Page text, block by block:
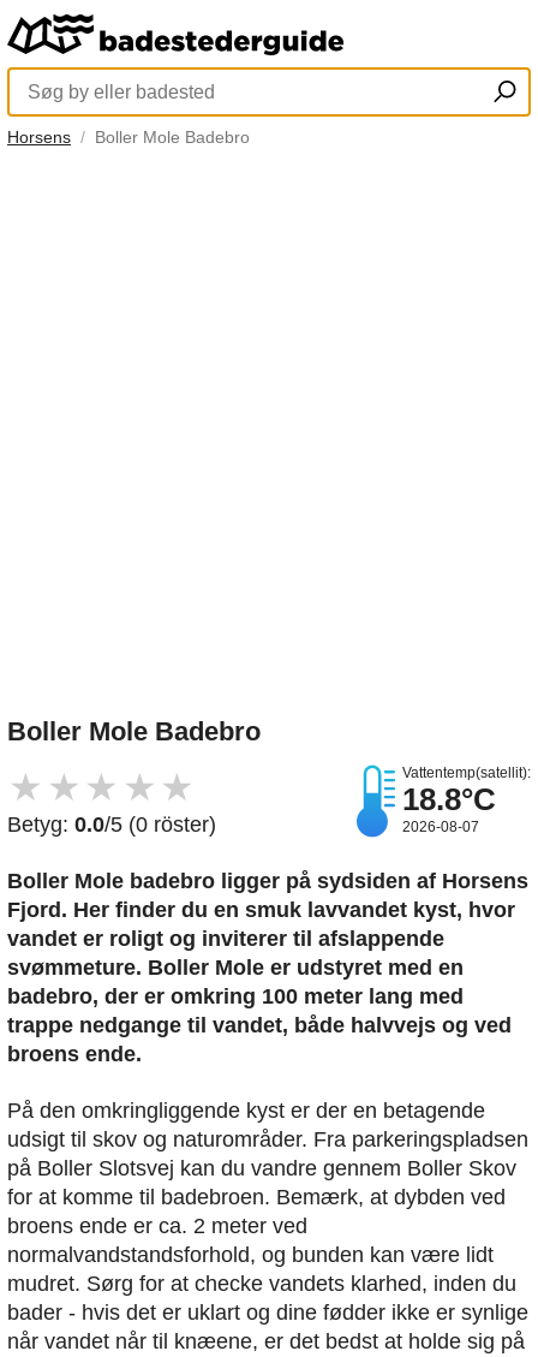
Horsens Boller Mole Badebro
Boller Mole Badebro
★ ★ ★ ★ ★
Betyg: 0.0/5 (0 röster)
Vattentemp(satellit):
18.8°C
2026-08-07
Boller Mole badebro ligger på sydsiden af Horsens
Fjord. Her finder du en smuk lavvandet kyst, hvor
vandet er roligt og inviterer til afslappende
svømmeture. Boller Mole er udstyret med en
badebro, der er omkring 100 meter lang med
trappe nedgange til vandet, både halvvejs og ved
broens ende.
På den omkringliggende kyst er der en betagende
udsigt til skov og naturområder. Fra parkeringspladsen
på Boller Slotsvej kan du vandre gennem Boller Skov
for at komme til badebroen. Bemærk, at dybden ved
broens ende er ca. 2 meter ved
normalvandstandsforhold, og bunden kan være lidt
mudret. Sørg for at checke vandets klarhed, inden du
bader - hvis det er uklart og dine fødder ikke er synlige
når vandet når til knæene, er det bedst at holde sig på